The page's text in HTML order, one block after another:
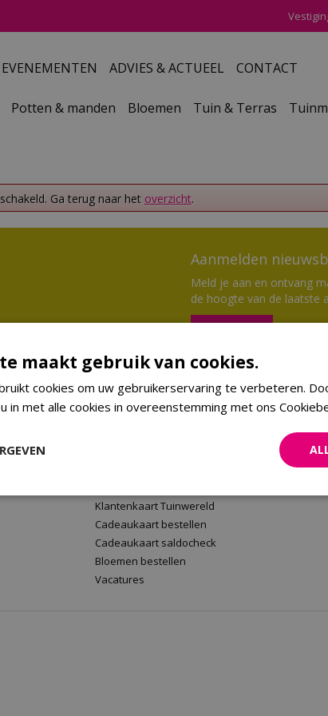
EVENEMENTEN ADVIES & ACTUEEL CONTACT
Potten & manden Bloemen Tuin & Terras
Ga terug naar het overzicht.
Aanmelden
Meld je aan en ontvang
de hoogte van de laatste
Aanmelden
Tuinwereld Wijchen
Klantenkaart Tuinwereld
Cadeaukaart bestellen
Cadeaukaart saldocheck
Bloemen bestellen
Vacatures
Planten
maakt gebruik van cookies.
cookies om uw gebruikerservaring te verbeteren.
in met alle cookies in overeenstemming met ons